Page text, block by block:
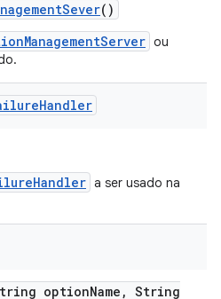
Sever()
ou
Handler
a ser usado na
optionName , String